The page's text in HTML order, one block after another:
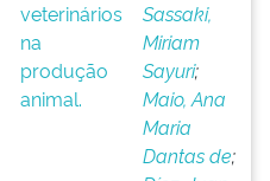
veterinários
na
produção
animal.
Sassaki,
Miriam
Sayuri;
Maio, Ana
Maria
Dantas de;